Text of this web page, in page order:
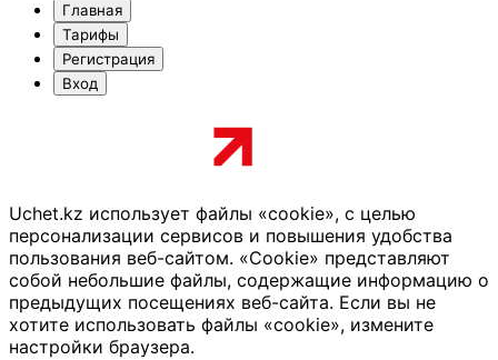
Главная
Тарифы
Регистрация
Вход
Uchet.kz использует файлы «cookie», с целью
персонализации сервисов и повышения удобства
пользования веб-сайтом. «Cookie» представляют
собой небольшие файлы, содержащие информацию о
предыдущих посещениях веб-сайта. Если вы не
хотите использовать файлы «cookie», измените
настройки браузера.